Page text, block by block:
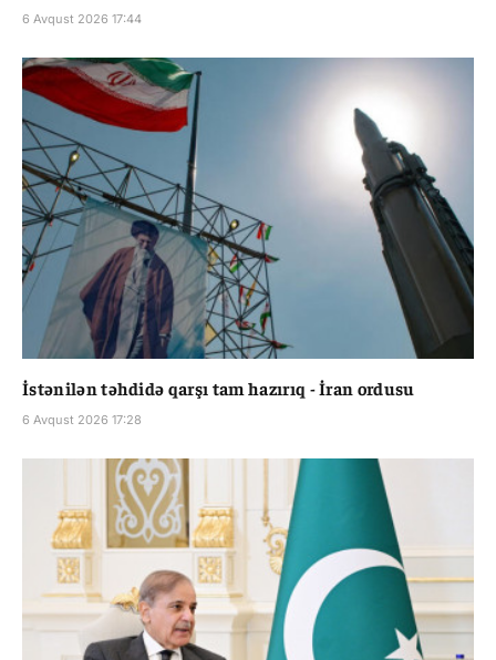
6 Avqust 2026 17:44
İstənilən təhdidə qarşı tam hazırıq - İran ordusu
6 Avqust 2026 17:28